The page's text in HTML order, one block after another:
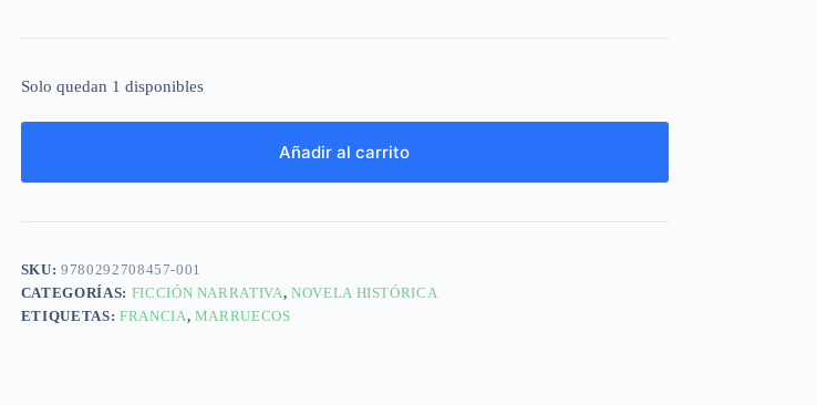
Solo quedan 1 disponibles
Añadir al carrito
SKU:9780292708457-001
CATEGORÍAS: FICCIÓN NARRATIVA, NOVELA HISTÓRICA
ETIQUETAS: FRANCIA, MARRUECOS